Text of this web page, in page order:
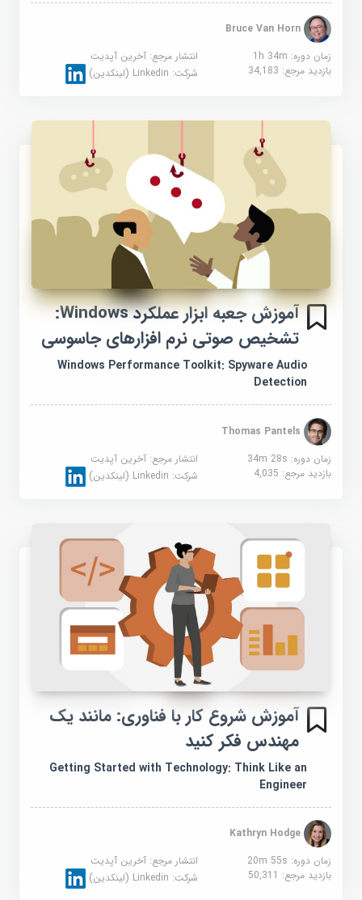
Bruce Van Horn
زمان دوره: 1h 34m
انتشار مرجع:آخرین آپدیت
بازدید مرجع:34,183 شرکت:Linkedin (لینکدین)
آموزش جعبه ابزار عملکرد Windows:
تشخیص صوتی نرم افزارهای جاسوسی
Windows Performance Toolkit: Spyware Audio
Detection
Thomas Pantels
زمان دوره: 34m 28s
انتشار مرجع:آخرین آپدیت
بازدید مرجع:4,035 شرکت:Linkedin (لینکدین)
آموزش شروع کار با فناوری: مانند یک
مهندس فکر کنید
Getting Started with Technology: Think Like an
Engineer
Kathryn Hodge
زمان دوره: 20m 55s
انتشار مرجع:آخرین آپدیت
بازدید مرجع:50,311 شرکت:Linkedin (لینکدین)